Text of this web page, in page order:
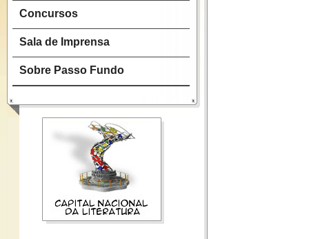
Concursos
Sala de Imprensa
Sobre Passo Fundo